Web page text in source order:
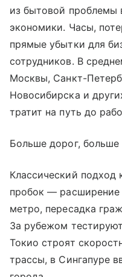
из бытовой проблемы
экономики. Часы,
прямые убытки для
сотрудников. В
Москвы, Санкт-
Новосибирска и
тратит на путь до
Больше дорог,
Классический
пробок — расширение
метро, пересадка
За рубежом
Токио строят
трассы, в Сингапуре